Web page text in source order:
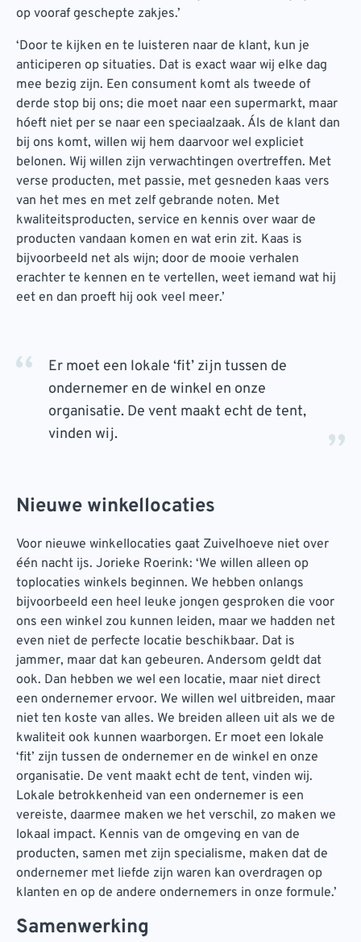
op vooraf geschepte zakjes.’
‘Door te kijken en te luisteren naar de klant, kun je
anticiperen op situaties. Dat is exact waar wij elke dag
mee bezig zijn. Een consument komt als tweede of
derde stop bij ons; die moet naar een supermarkt, maar
hóeft niet per se naar een speciaalzaak. Áls de klant dan
bij ons komt, willen wij hem daarvoor wel expliciet
belonen. Wij willen zijn verwachtingen overtreffen. Met
verse producten, met passie, met gesneden kaas vers
van het mes en met zelf gebrande noten. Met
kwaliteitsproducten, service en kennis over waar de
producten vandaan komen en wat erin zit. Kaas is
bijvoorbeeld net als wijn; door de mooie verhalen
erachter te kennen en te vertellen, weet iemand wat hij
eet en dan proeft hij ook veel meer.’
Er moet een lokale ‘fit’ zijn tussen de
ondernemer en de winkel en onze
organisatie. De vent maakt echt de tent,
vinden wij.
Nieuwe winkellocaties
Voor nieuwe winkellocaties gaat Zuivelhoeve niet over
één nacht ijs. Jorieke Roerink: ‘We willen alleen op
toplocaties winkels beginnen. We hebben onlangs
bijvoorbeeld een heel leuke jongen gesproken die voor
ons een winkel zou kunnen leiden, maar we hadden net
even niet de perfecte locatie beschikbaar. Dat is
jammer, maar dat kan gebeuren. Andersom geldt dat
ook. Dan hebben we wel een locatie, maar niet direct
een ondernemer ervoor. We willen wel uitbreiden, maar
niet ten koste van alles. We breiden alleen uit als we de
kwaliteit ook kunnen waarborgen. Er moet een lokale
‘fit’ zijn tussen de ondernemer en de winkel en onze
organisatie. De vent maakt echt de tent, vinden wij.
Lokale betrokkenheid van een ondernemer is een
vereiste, daarmee maken we het verschil, zo maken we
lokaal impact. Kennis van de omgeving en van de
producten, samen met zijn specialisme, maken dat de
ondernemer met liefde zijn waren kan overdragen op
klanten en op de andere ondernemers in onze formule.’
Samenwerking